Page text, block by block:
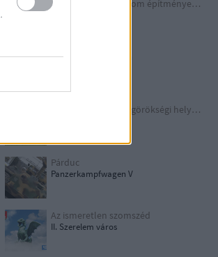
A Harmadik Birodalom építményei X.
Schindler legendája
TOP 10 európai világörökségi helyszín
Párduc
Panzerkampfwagen V
Az ismeretlen szomszéd
II. Szerelem város